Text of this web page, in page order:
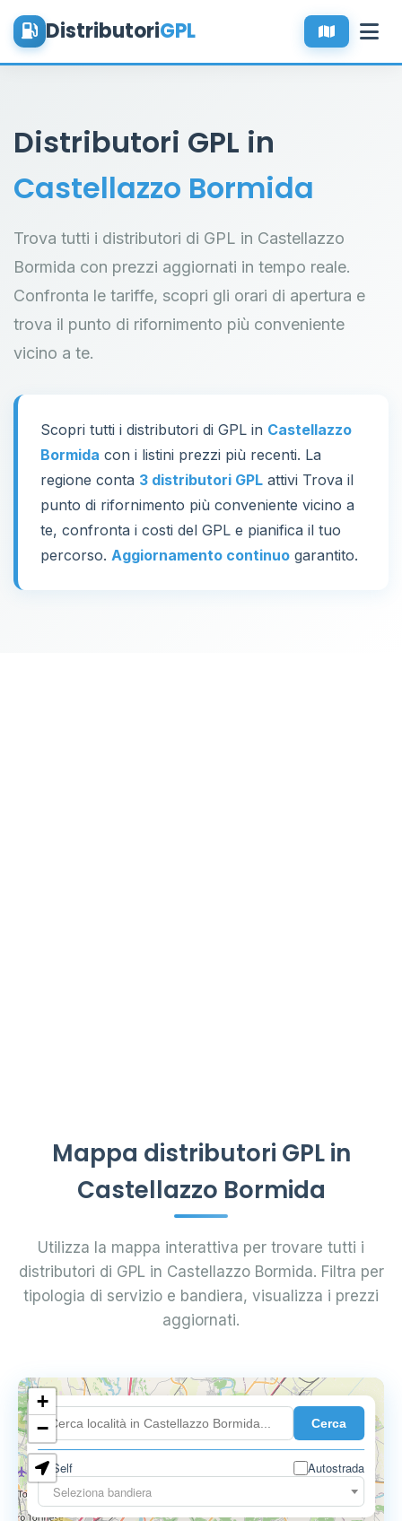
DistributoriGPL
Distributori GPL in
Castellazzo Bormida
Trova tutti i distributori di GPL in Castellazzo
Bormida con prezzi aggiornati in tempo reale.
Confronta le tariffe, scopri gli orari di apertura e
trova il punto di rifornimento più conveniente
vicino a te.
Scopri tutti i distributori di GPL in Castellazzo
Bormida con i listini prezzi più recenti. La
regione conta 3 distributori GPL attivi Trova il
punto di rifornimento più conveniente vicino a
te, confronta i costi del GPL e pianifica il tuo
percorso. Aggiornamento continuo garantito.
Mappa distributori GPL in
Castellazzo Bormida
Utilizza la mappa interattiva per trovare tutti i
distributori di GPL in Castellazzo Bormida. Filtra per
tipologia di servizio e bandiera, visualizza i prezzi
aggiornati.
Cerca
Self
Autostrada
Seleziona bandiera
8
+
−